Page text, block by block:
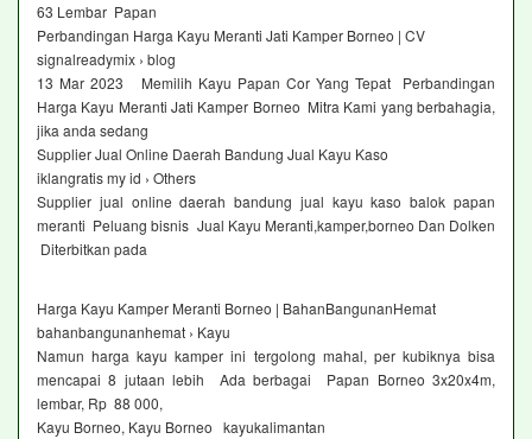
63 Lembar Papan
Perbandingan Harga Kayu Meranti Jati Kamper Borneo | CV
signalreadymix › blog
13 Mar 2023 Memilih Kayu Papan Cor Yang Tepat Perbandingan
Harga Kayu Meranti Jati Kamper Borneo Mitra Kami yang berbahagia,
jika anda sedang
Supplier Jual Online Daerah Bandung Jual Kayu Kaso
iklangratis my id › Others
Supplier jual online daerah bandung jual kayu kaso balok papan
meranti Peluang bisnis Jual Kayu Meranti,kamper,borneo Dan Dolken
Diterbitkan pada
Harga Kayu Kamper Meranti Borneo | BahanBangunanHemat
bahanbangunanhemat › Kayu
Namun harga kayu kamper ini tergolong mahal, per kubiknya bisa
mencapai 8 jutaan lebih Ada berbagai Papan Borneo 3x20x4m,
lembar, Rp 88 000,
Kayu Borneo, Kayu Borneo kayukalimantan